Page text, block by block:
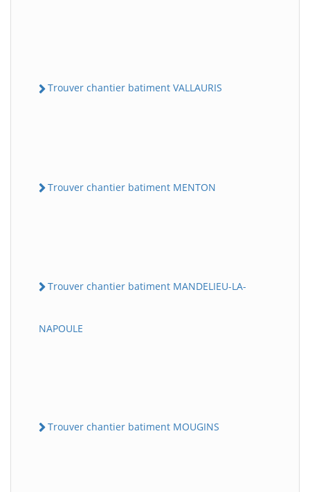
Trouver chantier batiment VALLAURIS
Trouver chantier batiment MENTON
Trouver chantier batiment MANDELIEU-LA-
NAPOULE
Trouver chantier batiment MOUGINS